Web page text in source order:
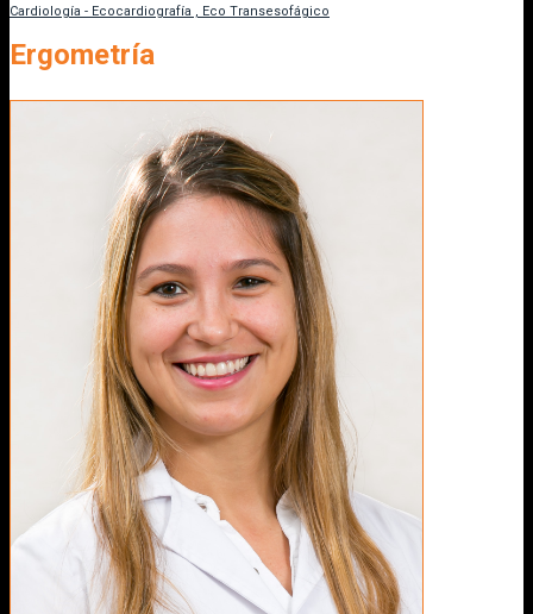
Cardiología - Ecocardiografía , Eco Transesofágico
Ergometría